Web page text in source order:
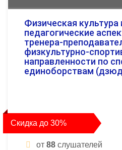
Физическая культура
педагогические
тренера-
физкультурно-
направленности по
единоборствам
Скидка до 30%
от 88 слушателей